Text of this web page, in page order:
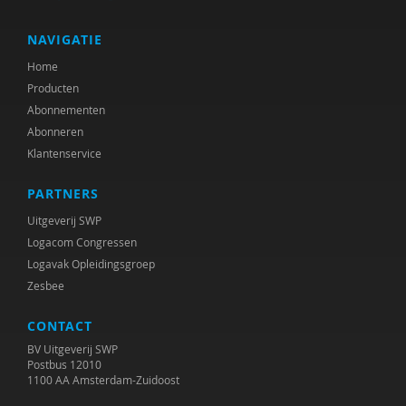
Peter M. Van den Bergh
Catherine van Beuningen
A.M. Bijman-Schulte
Leonieke Boendermaker
H.W. van den Borne
Tamara Bos
Guy Bosmans
Margriet Braun
Jeroen van den Broek
NAVIGATIE
Home
Producten
Abonnementen
Abonneren
Klantenservice
PARTNERS
Uitgeverij SWP
Logacom Congressen
Logavak Opleidingsgroep
Zesbee
CONTACT
BV Uitgeverij SWP
Postbus 12010
1100 AA Amsterdam-Zuidoost